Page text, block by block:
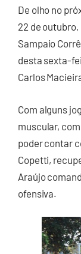
De olho no
22 de
Sampaio
desta sexta-
Carlos
Com alguns
muscular,
poder contar
Copetti,
Araújo
ofensiva.